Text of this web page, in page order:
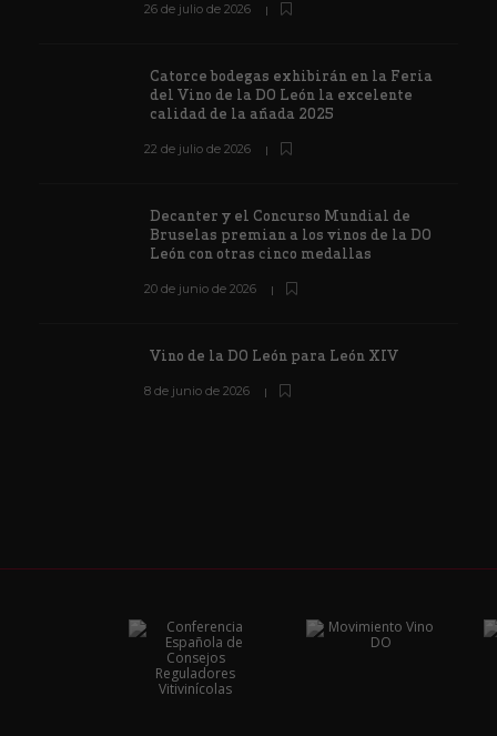
26 de julio de 2026
Catorce bodegas exhibirán en la Feria
del Vino de la DO León la excelente
calidad de la añada 2025
22 de julio de 2026
Decanter y el Concurso Mundial de
Bruselas premian a los vinos de la DO
León con otras cinco medallas
20 de junio de 2026
Vino de la DO León para León XIV
8 de junio de 2026